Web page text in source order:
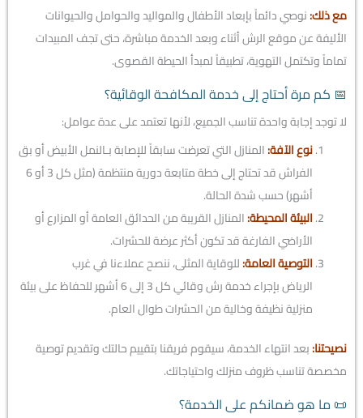
مع ذلك:نوصي دائماً بإبعاد الأطفال والمواليد والحوامل والحيوانات
الأليفة عن موقع الرش أثناء وبعد الخدمة مباشرة، حتى تجف المبيدات
تماماً وتكتمل التهوية، تطبيقاً لمبدأ الحيطة القصوى.
📅 كم مرة أحتاج إلى خدمة المكافحة الوقائية؟
لا توجد إجابة واحدة تناسب الجميع، لأنها تعتمد على عدة عوامل:
نوع الآفة:المنازل التي تعرضت سابقاً للإصابة بـالنمل الأبيض أو بق
الفراش قد تحتاج إلى خطة متابعة دورية منتظمة (مثل كل 3 أو 6
أشهر) حسب شدة الحالة.
البيئة المحيطة:المنازل القريبة من الحدائق العامة أو المزارع أو
الأراضي الفارغة قد تكون أكثر عرضة للحشرات.
التوصية العامة:للوقاية المثلى، ننصح عملاءنا في غرب
الرياض بإجراء خدمة رش وقائي كل 3 إلى 6 أشهر للحفاظ على بيئة
منزلية نظيفة وخالية من الحشرات طوال العام.
نصيحتنا:بعد انتهاء الخدمة، سيقوم فريقنا بتقييم حالتك وتقديم توصية
مخصصة تناسب ظروف منزلك واحتياجاتك.
📜 ما هو ضمانكم على الخدمة؟